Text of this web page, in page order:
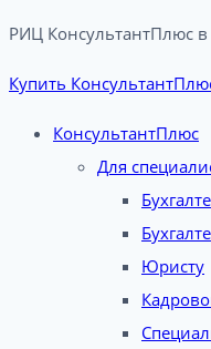
РИЦ КонсультантПлюс
Купить
КонсультантПлюс
Для
Юристу